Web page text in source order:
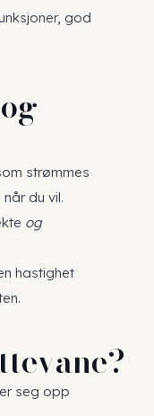
god
strømmes
du vil.
og
hastighet
seg opp